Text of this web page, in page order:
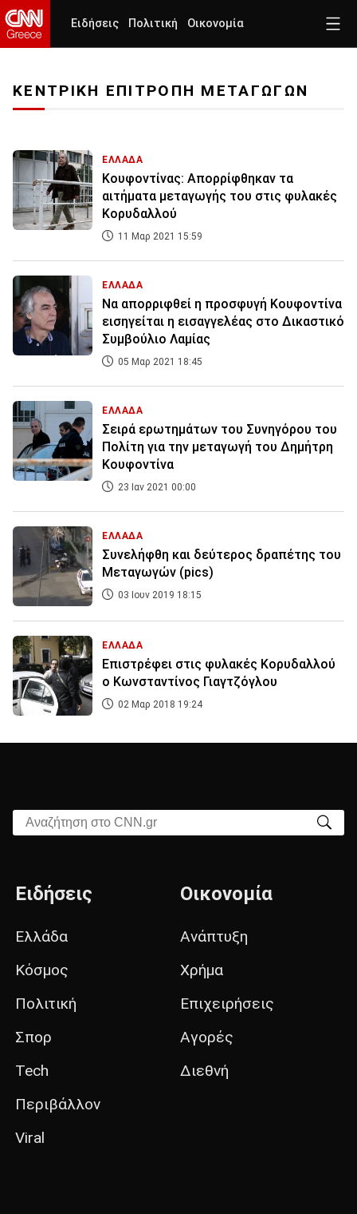
Ειδήσεις Πολιτική Οικονομία
ΚΕΝΤΡΙΚΗ ΕΠΙΤΡΟΠΗ ΜΕΤΑΓΩΓΩΝ
ΕΛΛΑΔΑ
Κουφοντίνας: Απορρίφθηκαν τα
αιτήματα μεταγωγής του στις φυλακές
Κορυδαλλού
11 Μαρ 2021 15:59
ΕΛΛΑΔΑ
Nα απορριφθεί η προσφυγή Κουφοντίνα
εισηγείται η εισαγγελέας στο Δικαστικό
Συμβούλιο Λαμίας
05 Μαρ 2021 18:45
ΕΛΛΑΔΑ
Σειρά ερωτημάτων του Συνηγόρου του
Πολίτη για την μεταγωγή του Δημήτρη
Κουφοντίνα
23 Ιαν 2021 00:00
ΕΛΛΑΔΑ
Συνελήφθη και δεύτερος δραπέτης του
Μεταγωγών (pics)
03 Ιουν 2019 18:15
ΕΛΛΑΔΑ
Επιστρέφει στις φυλακές Κορυδαλλού
ο Κωνσταντίνος Γιαγτζόγλου
02 Μαρ 2018 19:24
Αναζήτηση στο CNN.gr
Ειδήσεις
Ελλάδα
Κόσμος
Πολιτική
Σπορ
Tech
Περιβάλλον
Viral
Οικονομία
Ανάπτυξη
Χρήμα
Επιχειρήσεις
Αγορές
Διεθνή